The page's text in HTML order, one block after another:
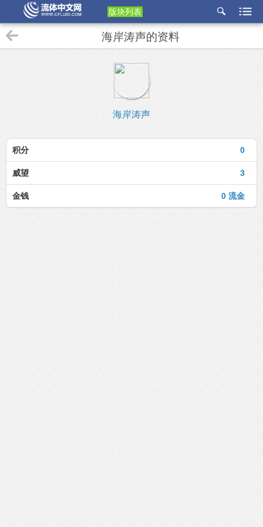
版块列表
etu
海岸涛声的资料
海岸涛声
0
积分
3
威望
0 流金
金钱